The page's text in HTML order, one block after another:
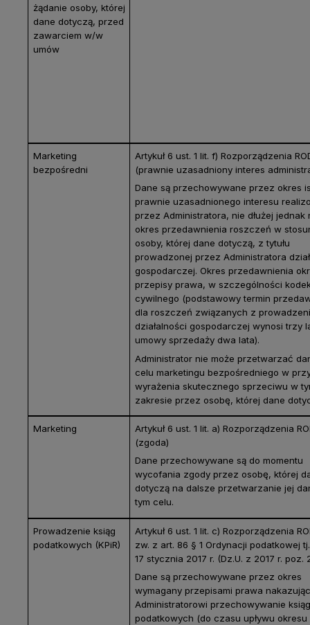
żądanie osoby, której
dane dotyczą, przed
zawarciem w/w
umów
Marketing
bezpośredni
Artykuł 6 ust. 1 lit. f) Rozporządzenia
(prawnie uzasadniony interes
Dane są przechowywane przez okres
prawnie uzasadnionego interesu
przez Administratora, nie dłużej jednak
okres przedawnienia roszczeń w
osoby, której dane dotyczą, z tytułu
prowadzonej przez Administratora
gospodarczej. Okres przedawnienia
przepisy prawa, w szczególności
cywilnego (podstawowy termin
dla roszczeń związanych z
działalności gospodarczej wynosi trzy
umowy sprzedaży dwa lata).
Administrator nie może przetwarzać
celu marketingu bezpośredniego w
wyrażenia skutecznego sprzeciwu w
zakresie przez osobę, której dane
Marketing
Artykuł 6 ust. 1 lit. a) Rozporządzenia
(zgoda)
Dane przechowywane są do momentu
wycofania zgody przez osobę, której
dotyczą na dalsze przetwarzanie jej
tym celu.
Prowadzenie ksiąg
podatkowych (KPiR)
Artykuł 6 ust. 1 lit. c) Rozporządzenia
zw. z art. 86 § 1 Ordynacji podatkowej
17 stycznia 2017 r. (Dz.U. z 2017 r. poz.
Dane są przechowywane przez okres
wymagany przepisami prawa
Administratorowi przechowywanie
podatkowych (do czasu upływu okresu